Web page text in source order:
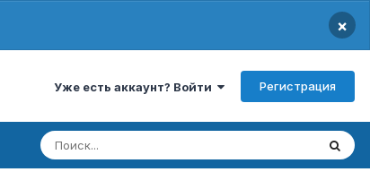
×
Уже есть аккаунт? Войти Регистрация